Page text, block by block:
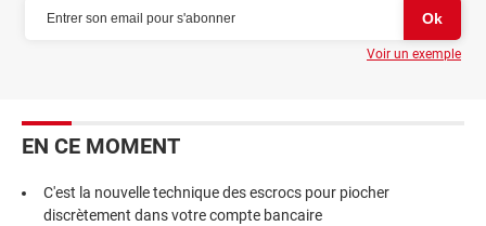
Voir un exemple
EN CE MOMENT
C'est la nouvelle technique des escrocs pour piocher
discrètement dans votre compte bancaire